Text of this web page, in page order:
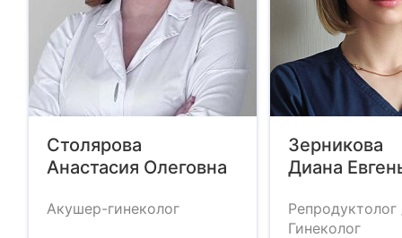
Столярова
Анастасия Олеговна
Акушер-гинеколог
Зерникова
Диана
Репродуктолог
Гинеколог